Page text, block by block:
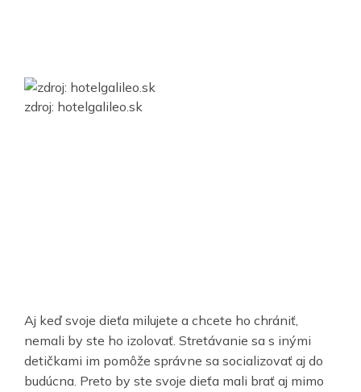
zdroj: hotelgalileo.sk
Aj keď svoje dieťa milujete a chcete ho chrániť,
nemali by ste ho izolovať. Stretávanie sa s inými
detičkami im pomôže správne sa socializovať aj do
budúcna. Preto by ste svoje dieťa mali brať aj mimo